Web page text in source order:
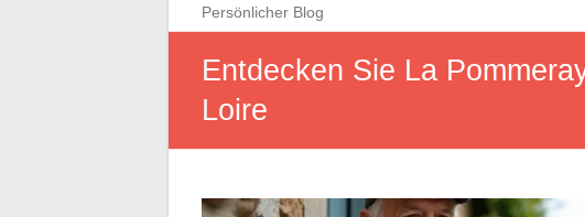
Persönlicher Blog
Entdecken Sie La
Loire